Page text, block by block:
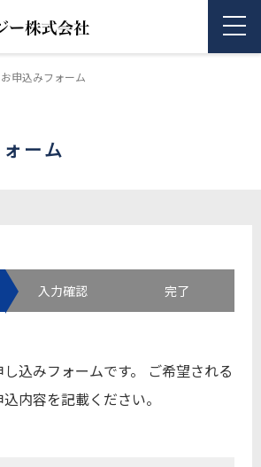
お申込みフォーム
ーム
入力確認 完了
込みフォームです。 ご希望される
内容を記載ください。